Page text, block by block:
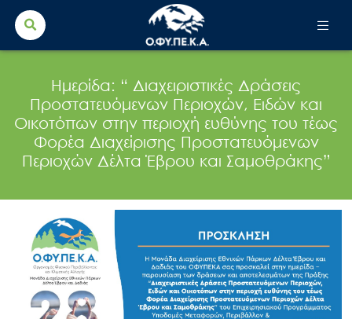
Search
for:
Ημερίδα: “ Διαχειριστικές Δράσεις
Προστατευόμενων Περιοχών, Ειδών και
Οικοτόπων στην περιοχή ευθύνης του τέως
Φορέα Διαχείρισης Προστατευόμενων
Περιοχών Δέλτα Έβρου και Σαμοθράκης”